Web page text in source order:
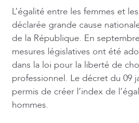
L’égalité entre les femmes et
déclarée grande cause
de la République. En
mesures législatives ont été
dans la loi pour la liberté de
professionnel. Le décret du 09
permis de créer l’index de
hommes.